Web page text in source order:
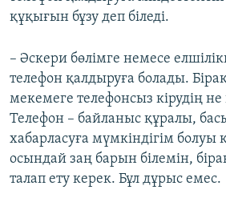
құқығын бұзу деп біледі.
– Әскери бөлімге немесе
телефон қалдыруға болады.
мекемеге телефонсыз кірудің не
Телефон – байланыс құралы,
хабарласуға мүмкіндігім болуы
осындай заң барын білемін,
талап ету керек. Бұл дұрыс емес.